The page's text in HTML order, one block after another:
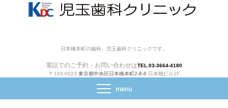
日本橋本町の歯科。児玉歯科クリニックです。
電話でのご予約・お問い合わせはTEL.03-3664-4180
〒103-0023 東京都中央区日本橋本町2-8-6 日本橋ビル1F